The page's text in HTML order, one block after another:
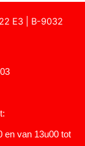
E3 | B-9032
en van 13u00 tot